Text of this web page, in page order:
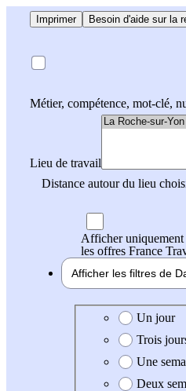
Imprimer Besoin d'aide sur la
Métier, compétence, mot-clé,
Lieu de travail
Distance autour du lieu
Afficher uniquement
les offres France
Afficher les filtres de
Date de création de
Un jour
Trois
Une
Deux